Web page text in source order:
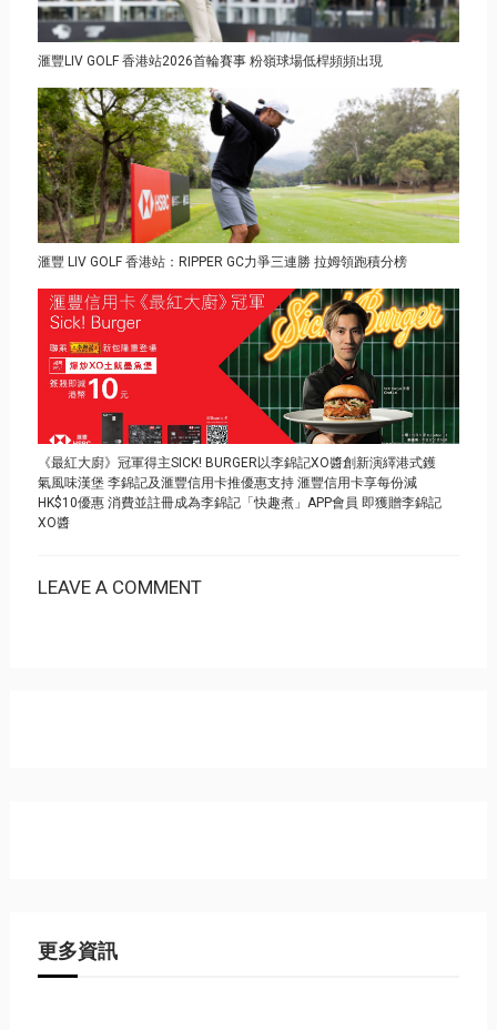
滙豐LIV GOLF 香港站2026首輪賽事 粉嶺球場低桿頻頻出現
滙豐 LIV GOLF 香港站：RIPPER GC力爭三連勝 拉姆領跑積分榜
《最紅大廚》冠軍得主SICK! BURGER以李錦記XO醬創新演繹港式鑊
氣風味漢堡 李錦記及滙豐信用卡推優惠支持 滙豐信用卡享每份減
HK$10優惠 消費並註冊成為李錦記「快趣煮」APP會員 即獲贈李錦記
XO醬
LEAVE A COMMENT
更多資訊